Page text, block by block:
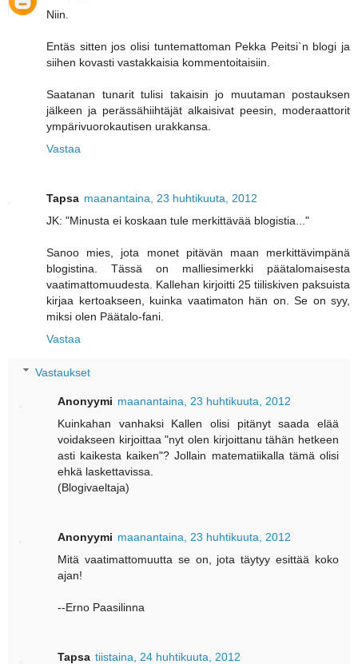
Niin.
Entäs sitten jos olisi tuntemattoman Pekka Peitsi`n blogi ja
siihen kovasti vastakkaisia kommentoitaisiin.
Saatanan tunarit tulisi takaisin jo muutaman postauksen
jälkeen ja perässähiihtäjät alkaisivat peesin, moderaattorit
ympärivuorokautisen urakkansa.
Vastaa
Tapsa maanantaina, 23 huhtikuuta, 2012
JK: "Minusta ei koskaan tule merkittävää blogistia..."
Sanoo mies, jota monet pitävän maan merkittävimpänä
blogistina. Tässä on malliesimerkki päätalomaisesta
vaatimattomuudesta. Kallehan kirjoitti 25 tiiliskiven paksuista
kirjaa kertoakseen, kuinka vaatimaton hän on. Se on syy,
miksi olen Päätalo-fani.
Vastaa
Vastaukset
Anonyymi maanantaina, 23 huhtikuuta, 2012
Kuinkahan vanhaksi Kallen olisi pitänyt saada elää
voidakseen kirjoittaa "nyt olen kirjoittanu tähän hetkeen
asti kaikesta kaiken"? Jollain matematiikalla tämä olisi
ehkä laskettavissa.
(Blogivaeltaja)
Anonyymi maanantaina, 23 huhtikuuta, 2012
Mitä vaatimattomuutta se on, jota täytyy esittää koko
ajan!
--Erno Paasilinna
Tapsa tiistaina, 24 huhtikuuta, 2012